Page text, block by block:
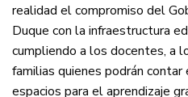
realidad el compromiso del
Duque con la infraestructura
cumpliendo a los docentes, a
familias quienes podrán
espacios para el aprendizaje